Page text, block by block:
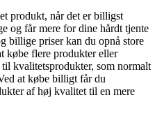
produkt, når det er billigst
og får mere for dine hårdt tjente
billige priser kan du opnå store
købe flere produkter eller
kvalitetsprodukter, som normalt
at købe billigt får du
af høj kvalitet til en mere